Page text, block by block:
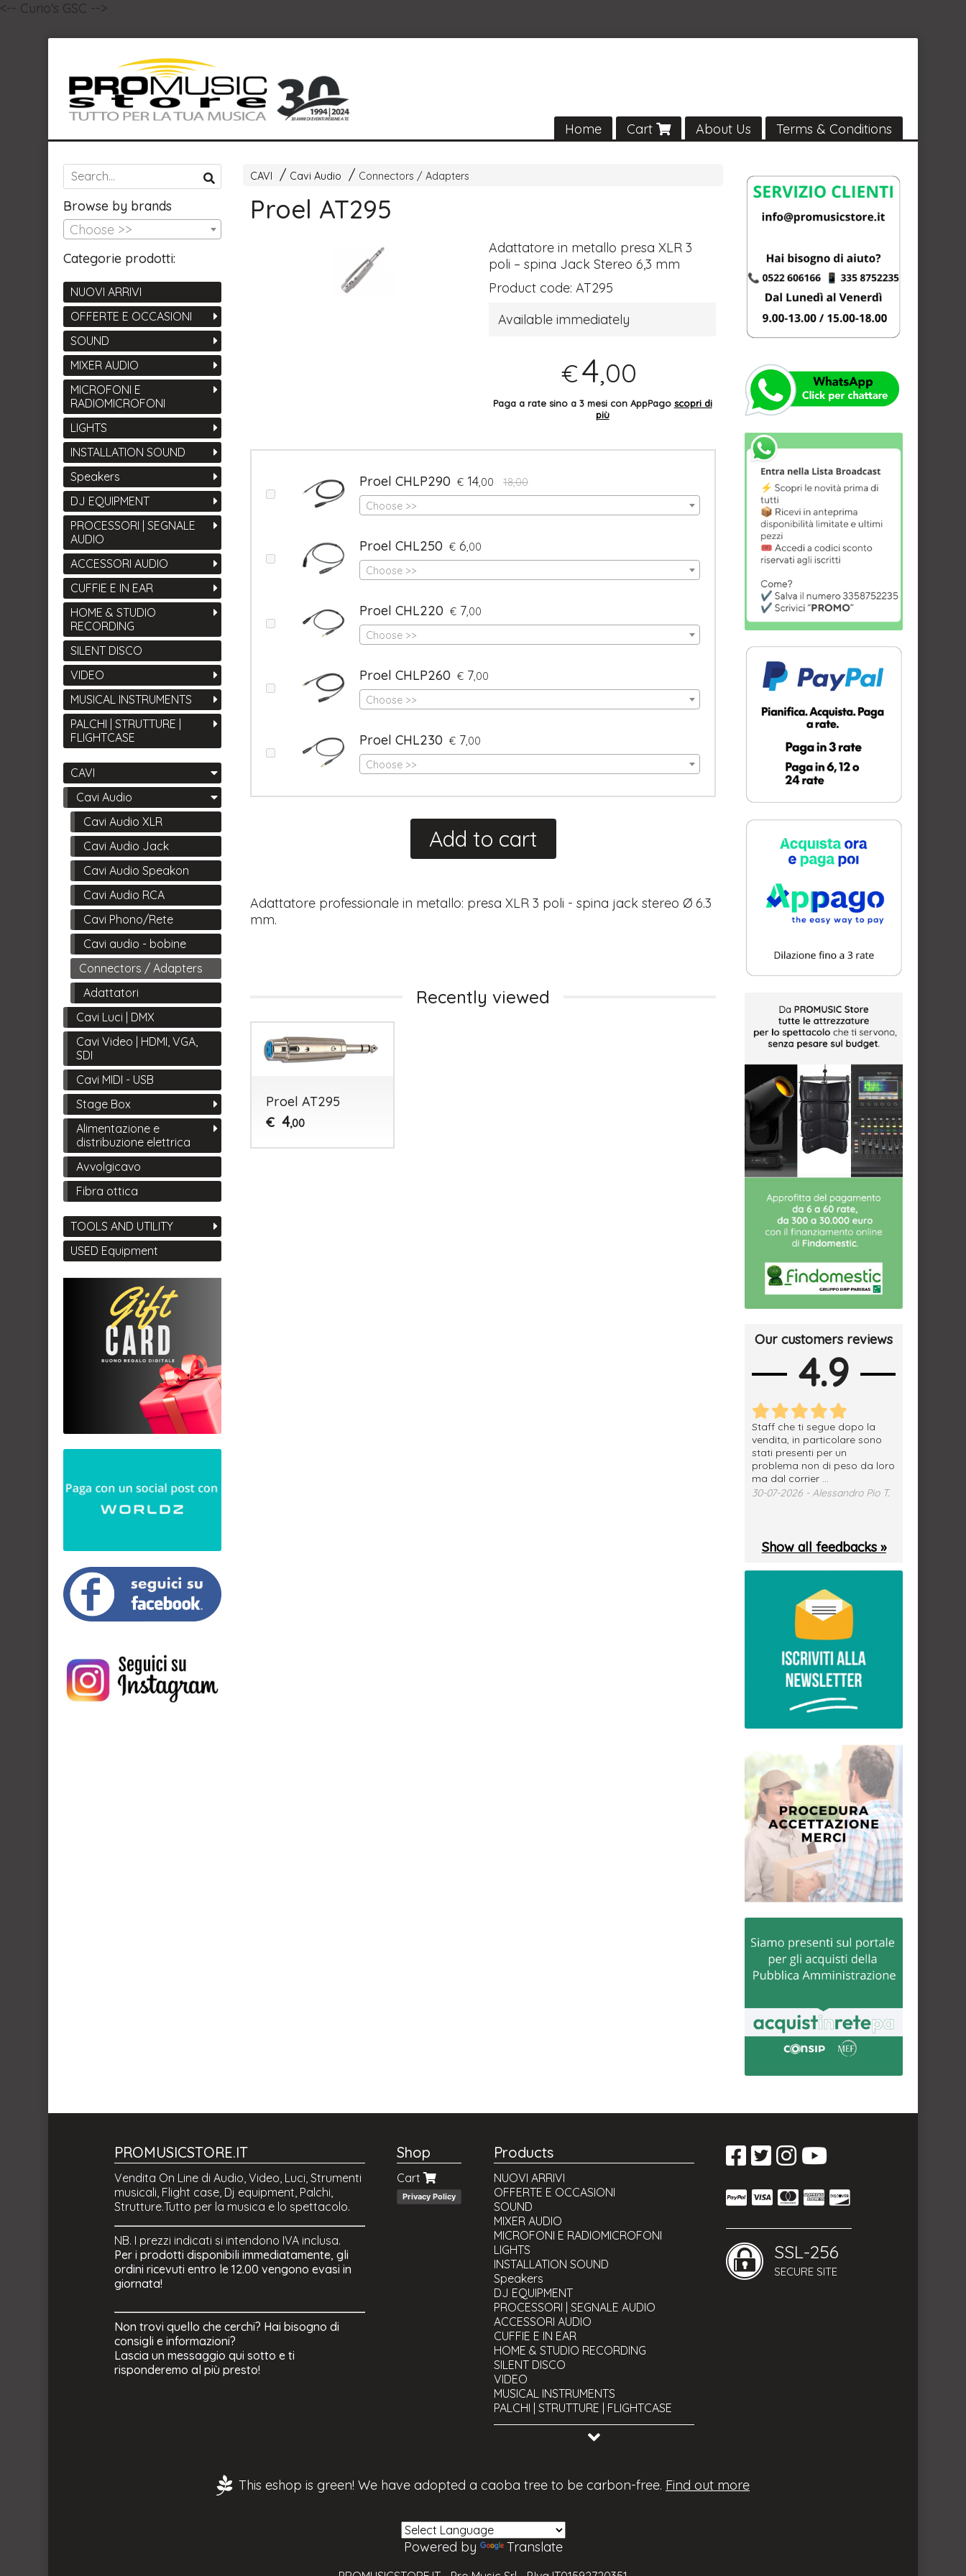
<-- Curio's GSC -->
Home Cart About Us Terms & Conditions
CAVI Cavi Audio Connectors / Adapters
Proel AT295
Adattatore in metallo presaXLR 3
poli – spina Jack Stereo 6,3 mm
Product code:AT295
Available immediately
€4,00
Paga a rate sino a 3 mesi con AppPago scopri di
più
Proel CHLP290 € 14,00
18,00
Choose >>
Proel CHL250 € 6,00
Choose >>
Proel CHL220 € 7,00
Choose >>
Proel CHLP260 € 7,00
Choose >>
Proel CHL230 € 7,00
Choose >>
Add to cart
Adattatore professionale in metallo: presa XLR 3 poli - spina jack stereo Ø 6.3
mm.
Recently viewed
Proel AT295
€ 4,00
Browse by brands
Choose >>
Categorie prodotti:
NUOVI ARRIVI
OFFERTE E OCCASIONI
SOUND
MIXER AUDIO
MICROFONI E
RADIOMICROFONI
LIGHTS
INSTALLATION SOUND
Speakers
DJ EQUIPMENT
PROCESSORI | SEGNALE
AUDIO
ACCESSORI AUDIO
CUFFIE E IN EAR
HOME & STUDIO
RECORDING
SILENT DISCO
VIDEO
MUSICAL INSTRUMENTS
PALCHI | STRUTTURE |
FLIGHTCASE
CAVI
Cavi Audio
Cavi Audio XLR
Cavi Audio Jack
Cavi Audio Speakon
Cavi Audio RCA
Cavi Phono/Rete
Cavi audio - bobine
Connectors / Adapters
Adattatori
Cavi Luci | DMX
Cavi Video | HDMI, VGA,
SDI
Cavi MIDI - USB
Stage Box
Alimentazione e
distribuzione elettrica
Avvolgicavo
Fibra ottica
TOOLS AND UTILITY
USED Equipment
Our customers reviews
4.9
Staff che ti segue dopo la
vendita, in particolare sono
stati presenti per un
problema non di peso da loro
ma dal corrier ...
30-07-2026 - Alessandro Pio T.
Show all feedbacks »
PROMUSICSTORE.IT
Vendita On Line di Audio, Video, Luci, Strumenti
musicali, Flight case, Dj equipment, Palchi,
Strutture.Tutto per la musica e lo spettacolo.
NB. I prezzi indicati si intendono IVA inclusa.
Per i prodotti disponibili immediatamente, gli
ordini ricevuti entro le 12.00 vengono evasi in
giornata!
Non trovi quello che cerchi? Hai bisogno di
consigli e informazioni?
Lascia un messaggio qui sotto e ti
risponderemo al più presto!
Shop
Cart
Privacy Policy
Products
NUOVI ARRIVI
OFFERTE E OCCASIONI
SOUND
MIXER AUDIO
MICROFONI E RADIOMICROFONI
LIGHTS
INSTALLATION SOUND
Speakers
DJ EQUIPMENT
PROCESSORI | SEGNALE AUDIO
ACCESSORI AUDIO
CUFFIE E IN EAR
HOME & STUDIO RECORDING
SILENT DISCO
VIDEO
MUSICAL INSTRUMENTS
PALCHI | STRUTTURE | FLIGHTCASE
CAVI
Cavi Audio Speakon
Cavi Audio RCA
Cavi audio - bobine
Connectors / Adapters
Adattatori
Cavi MIDI - USB
Stage Box
Avvolgicavo
Fibra ottica
TOOLS AND UTILITY
SSL-256
SECURE SITE
This eshop is green! We have adopted a caoba tree to be carbon-free. Find out more
Powered by Translate